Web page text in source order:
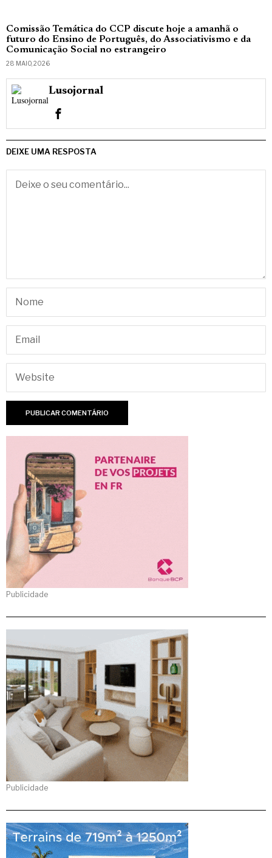
Comissão Temática do CCP discute hoje a amanhã o
futuro do Ensino de Português, do Associativismo e da
Comunicação Social no estrangeiro
28 MAIO, 2026
Lusojornal
DEIXE UMA RESPOSTA
Publicidade
Publicidade